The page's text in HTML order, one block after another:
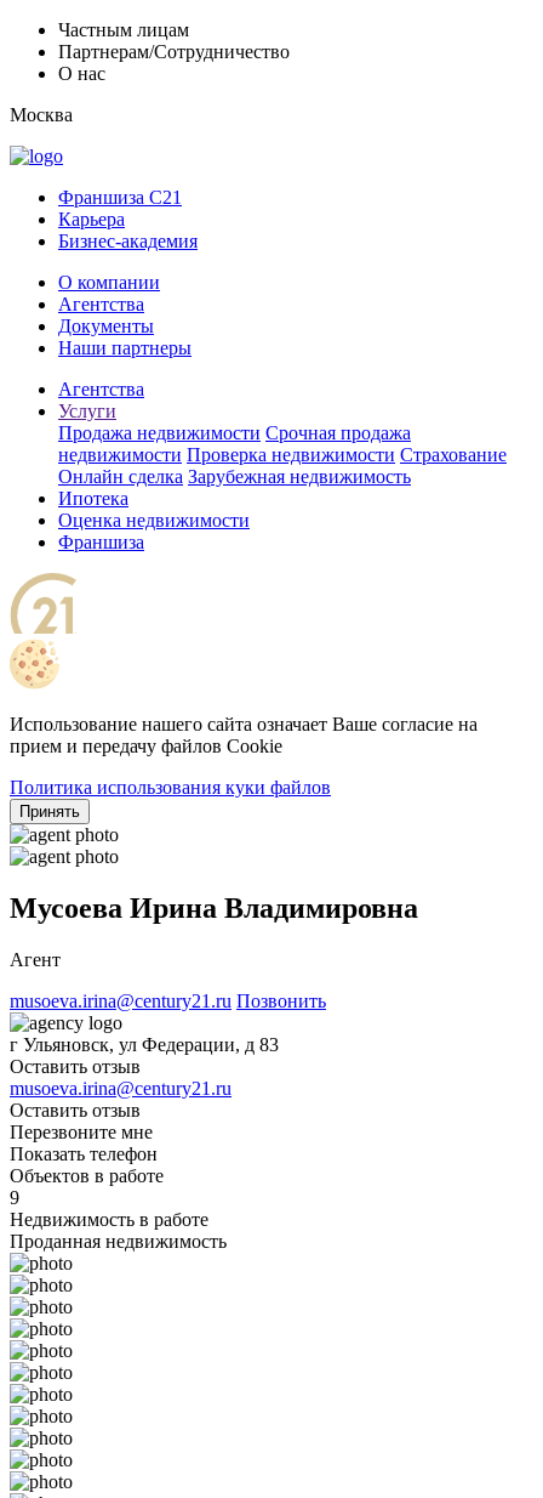
Частным лицам
Партнерам/Сотрудничество
О нас
Москва
Франшиза C21
Карьера
Бизнес-академия
О компании
Агентства
Документы
Наши партнеры
Агентства
Услуги
Продажа недвижимости Срочная продажа
недвижимости Проверка недвижимости Страхование
Онлайн сделка Зарубежная недвижимость
Ипотека
Оценка недвижимости
Франшиза
Использование нашего сайта означает Ваше согласие на
прием и передачу файлов Cookie
Политика использования куки файлов
Принять
Мусоева Ирина Владимировна
Агент
musoeva.irina@century21.ru Позвонить
г Ульяновск, ул Федерации, д 83
Оставить отзыв
musoeva.irina@century21.ru
Оставить отзыв
Перезвоните мне
Показать телефон
Объектов в работе
9
Недвижимость в работе
Проданная недвижимость